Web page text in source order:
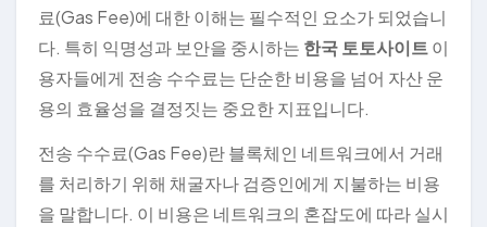
료(Gas Fee)에 대한 이해는 필수적인 요소가 되었습니
다. 특히 익명성과 보안을 중시하는 한국 토토사이트이
용자들에게 전송 수수료는 단순한 비용을 넘어 자산 운
용의 효율성을 결정짓는 중요한 지표입니다.
전송 수수료(Gas Fee)란 블록체인 네트워크에서 거래
를 처리하기 위해 채굴자나 검증인에게 지불하는 비용
을 말합니다. 이 비용은 네트워크의 혼잡도에 따라 실시